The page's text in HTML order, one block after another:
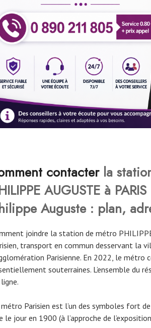
contacterla
AUGUSTE à PARIS
Auguste : plan,
joindre la station de métro
transport en commun desservant la
Parisienne. En 2022, le métro
souterraines. L’ensemble du
métro Parisien est l’un des symboles fort
le jour en 1900 (à l’approche de